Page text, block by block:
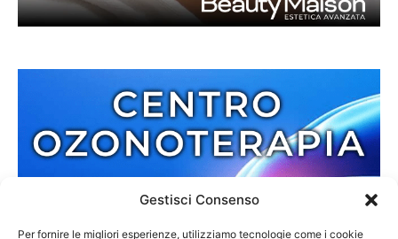
Gestisci Consenso
Per fornire le migliori esperienze, utilizziamo tecnologie come i cookie